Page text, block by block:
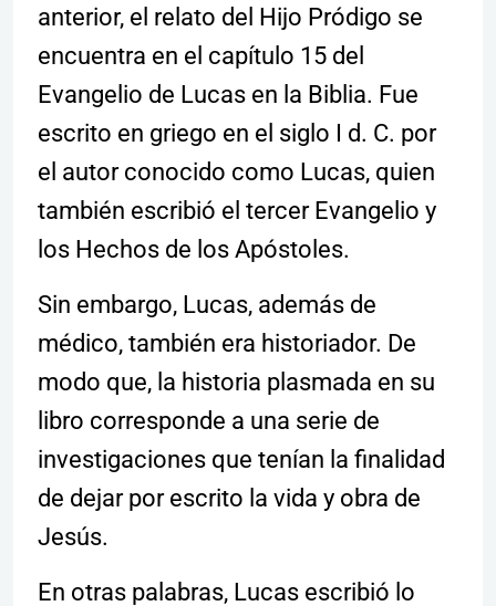
anterior, el relato del Hijo Pródigo se
encuentra en el capítulo 15 del
Evangelio de Lucas en la Biblia. Fue
escrito en griego en el siglo I d. C. por
el autor conocido como Lucas, quien
también escribió el tercer Evangelio y
los Hechos de los Apóstoles.
Sin embargo, Lucas, además de
médico, también era historiador. De
modo que, la historia plasmada en su
libro corresponde a una serie de
investigaciones que tenían la finalidad
de dejar por escrito la vida y obra de
Jesús.
En otras palabras, Lucas escribió lo